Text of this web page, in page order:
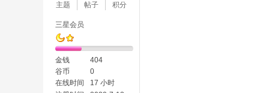
主题
帖子
积分
三星会员
金钱
404
谷币
0
在线时间
17 小时